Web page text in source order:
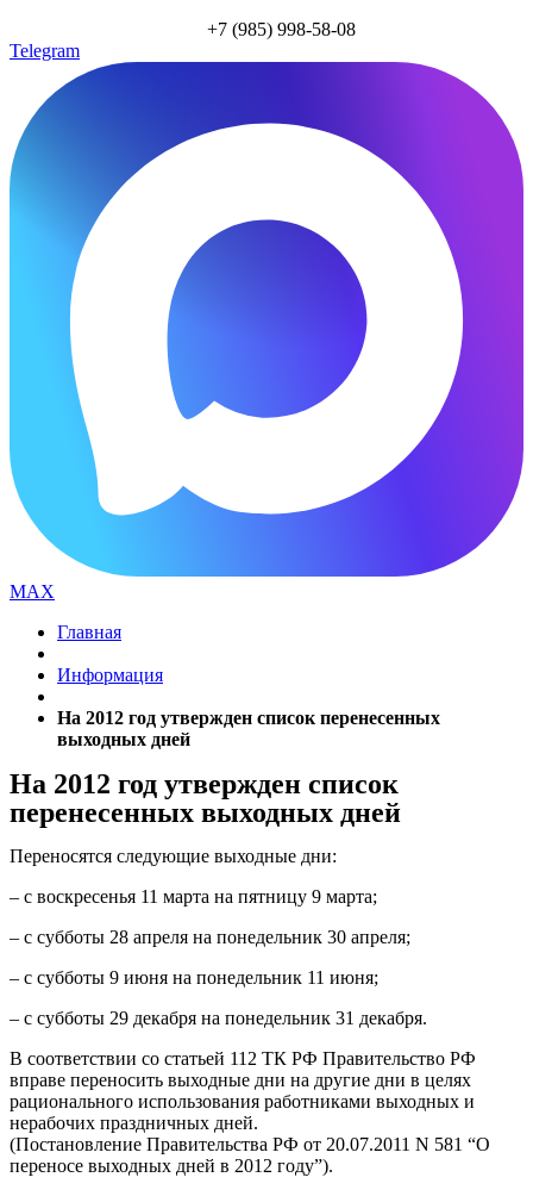
+7 (985) 998-58-08
Telegram
MAX
Главная
Информация
На 2012 год утвержден список перенесенных
выходных дней
На 2012 год утвержден список
перенесенных выходных дней
Переносятся следующие выходные дни:
– с воскресенья 11 марта на пятницу 9 марта;
– с субботы 28 апреля на понедельник 30 апреля;
– с субботы 9 июня на понедельник 11 июня;
– с субботы 29 декабря на понедельник 31 декабря.
В соответствии со статьей 112 ТК РФ Правительство РФ
вправе переносить выходные дни на другие дни в целях
рационального использования работниками выходных и
нерабочих праздничных дней.
(Постановление Правительства РФ от 20.07.2011 N 581 “О
переносе выходных дней в 2012 году”).